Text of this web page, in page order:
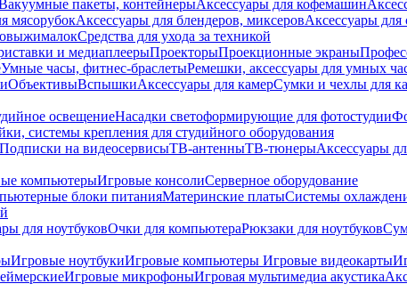
пакеты, контейнерыАксессуары для кофемашин
мясорубокАксессуары для блендеров, миксеровАксессуары
Средства для ухода за техникой
и медиаплеерыПроекторыПроекционные экраны
Умные часы, фитнес-браслетыРемешки, аксессуары для умных
ОбъективыВспышкиАксессуары для камерСумки и чехлы для
освещениеНасадки светоформирующие для фотостудии
системы крепления для студийного оборудования
Подписки на видеосервисыТВ-антенныТВ-тюнерыАксессуары
компьютерыИгровые консолиСерверное оборудование
блоки питанияМатеринские платыСистемы
для ноутбуковОчки для компьютераРюкзаки для ноутбуков
Игровые ноутбукиИгровые компьютеры Игровые видеокарты
Игровые микрофоныИгровая мультимедиа акустика